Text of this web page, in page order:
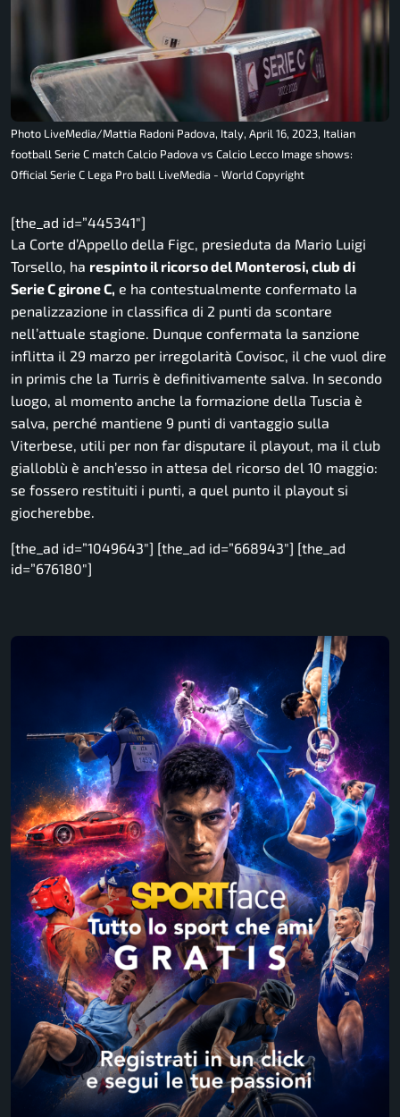
Photo LiveMedia/Mattia Radoni Padova, Italy, April 16, 2023, Italian
football Serie C match Calcio Padova vs Calcio Lecco Image shows:
Official Serie C Lega Pro ball LiveMedia - World Copyright
[the_ad id=”445341″]
La Corte d’Appello della Figc, presieduta da Mario Luigi
Torsello, ha respinto il ricorso del Monterosi, club di
Serie C girone C, e ha contestualmente confermato la
penalizzazione in classifica di 2 punti da scontare
nell’attuale stagione. Dunque confermata la sanzione
inflitta il 29 marzo per irregolarità Covisoc, il che vuol dire
in primis che la Turris è definitivamente salva. In secondo
luogo, al momento anche la formazione della Tuscia è
salva, perché mantiene 9 punti di vantaggio sulla
Viterbese, utili per non far disputare il playout, ma il club
gialloblù è anch’esso in attesa del ricorso del 10 maggio:
se fossero restituiti i punti, a quel punto il playout si
giocherebbe.
[the_ad id=”1049643″] [the_ad id=”668943″] [the_ad
id=”676180″]